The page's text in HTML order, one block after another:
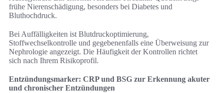
frühe Nierenschädigung, besonders bei Diabetes und
Bluthochdruck.
Bei Auffälligkeiten ist Blutdruckoptimierung,
Stoffwechselkontrolle und gegebenenfalls eine Überweisung zur
Nephrologie angezeigt. Die Häufigkeit der Kontrollen richtet
sich nach Ihrem Risikoprofil.
Entzündungsmarker: CRP und BSG zur Erkennung akuter
und chronischer Entzündungen